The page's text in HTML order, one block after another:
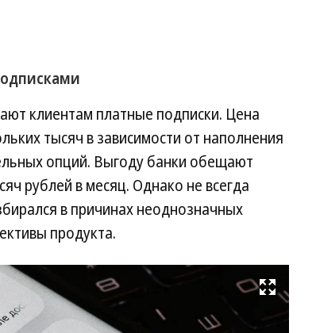
клиентам платные подписки. Цена
тысяч в зависимости от наполнения
опций. Выгоду банки обещают
рублей в месяц. Однако не всегда
в причинах неоднозначных
продукта.
Развернуть на весь экран